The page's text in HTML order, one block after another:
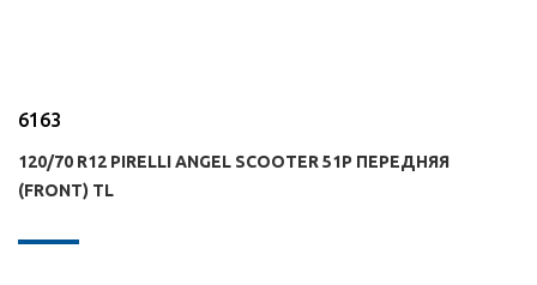
6163
120/70 R12 PIRELLI ANGEL SCOOTER 51P ПЕРЕДНЯЯ
(FRONT) TL